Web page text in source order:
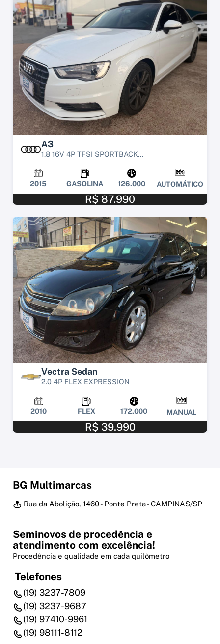
A3
1.8 16V 4P TFSI SPORTBACK...
2015 GASOLINA 126.000 AUTOMÁTICO
R$ 87.990
Vectra Sedan
2.0 4P FLEX EXPRESSION
2010 FLEX 172.000 MANUAL
R$ 39.990
BG Multimarcas
Rua da Abolição, 1460 - Ponte Preta - CAMPINAS/SP
Seminovos de procedência e
atendimento com excelência!
Procedência e qualidade em cada quilômetro
Telefones
(19) 3237-7809
(19) 3237-9687
(19) 97410-9961
(19) 98111-8112